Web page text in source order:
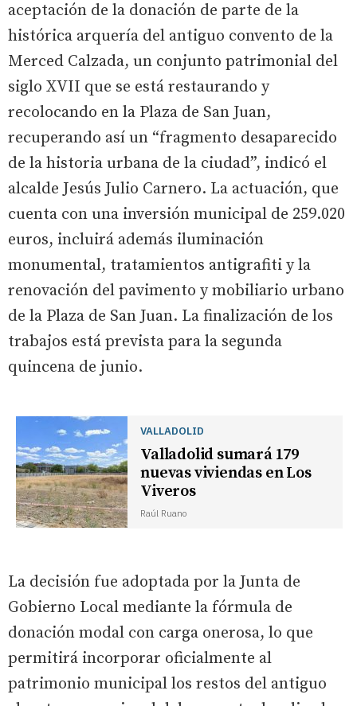
aceptación de la donación de parte de la
histórica arquería del antiguo convento de la
Merced Calzada, un conjunto patrimonial del
siglo XVII que se está restaurando y
recolocando en la Plaza de San Juan,
recuperando así un “fragmento desaparecido
de la historia urbana de la ciudad”, indicó el
alcalde Jesús Julio Carnero. La actuación, que
cuenta con una inversión municipal de 259.020
euros, incluirá además iluminación
monumental, tratamientos antigrafiti y la
renovación del pavimento y mobiliario urbano
de la Plaza de San Juan. La finalización de los
trabajos está prevista para la segunda
quincena de junio.
VALLADOLID
Valladolid sumará 179
nuevas viviendas en Los
Viveros
Raúl Ruano
La decisión fue adoptada por la Junta de
Gobierno Local mediante la fórmula de
donación modal con carga onerosa, lo que
permitirá incorporar oficialmente al
patrimonio municipal los restos del antiguo